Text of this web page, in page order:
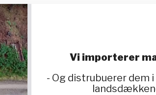
Vi importerer
- Og distrubuerer dem